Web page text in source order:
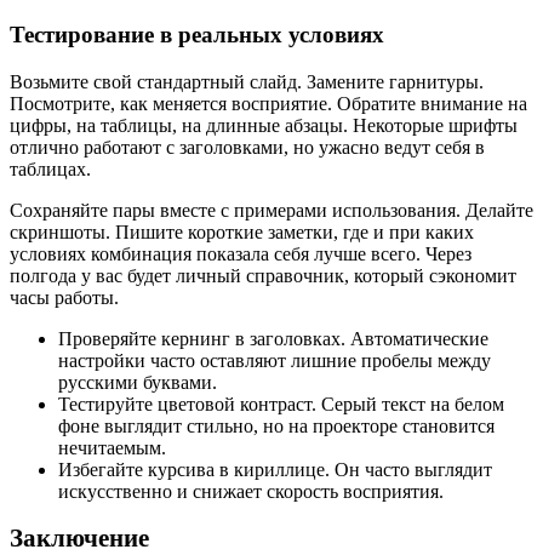
Тестирование в реальных условиях
Возьмите свой стандартный слайд. Замените гарнитуры.
Посмотрите, как меняется восприятие. Обратите внимание на
цифры, на таблицы, на длинные абзацы. Некоторые шрифты
отлично работают с заголовками, но ужасно ведут себя в
таблицах.
Сохраняйте пары вместе с примерами использования. Делайте
скриншоты. Пишите короткие заметки, где и при каких
условиях комбинация показала себя лучше всего. Через
полгода у вас будет личный справочник, который сэкономит
часы работы.
Проверяйте кернинг в заголовках. Автоматические
настройки часто оставляют лишние пробелы между
русскими буквами.
Тестируйте цветовой контраст. Серый текст на белом
фоне выглядит стильно, но на проекторе становится
нечитаемым.
Избегайте курсива в кириллице. Он часто выглядит
искусственно и снижает скорость восприятия.
Заключение